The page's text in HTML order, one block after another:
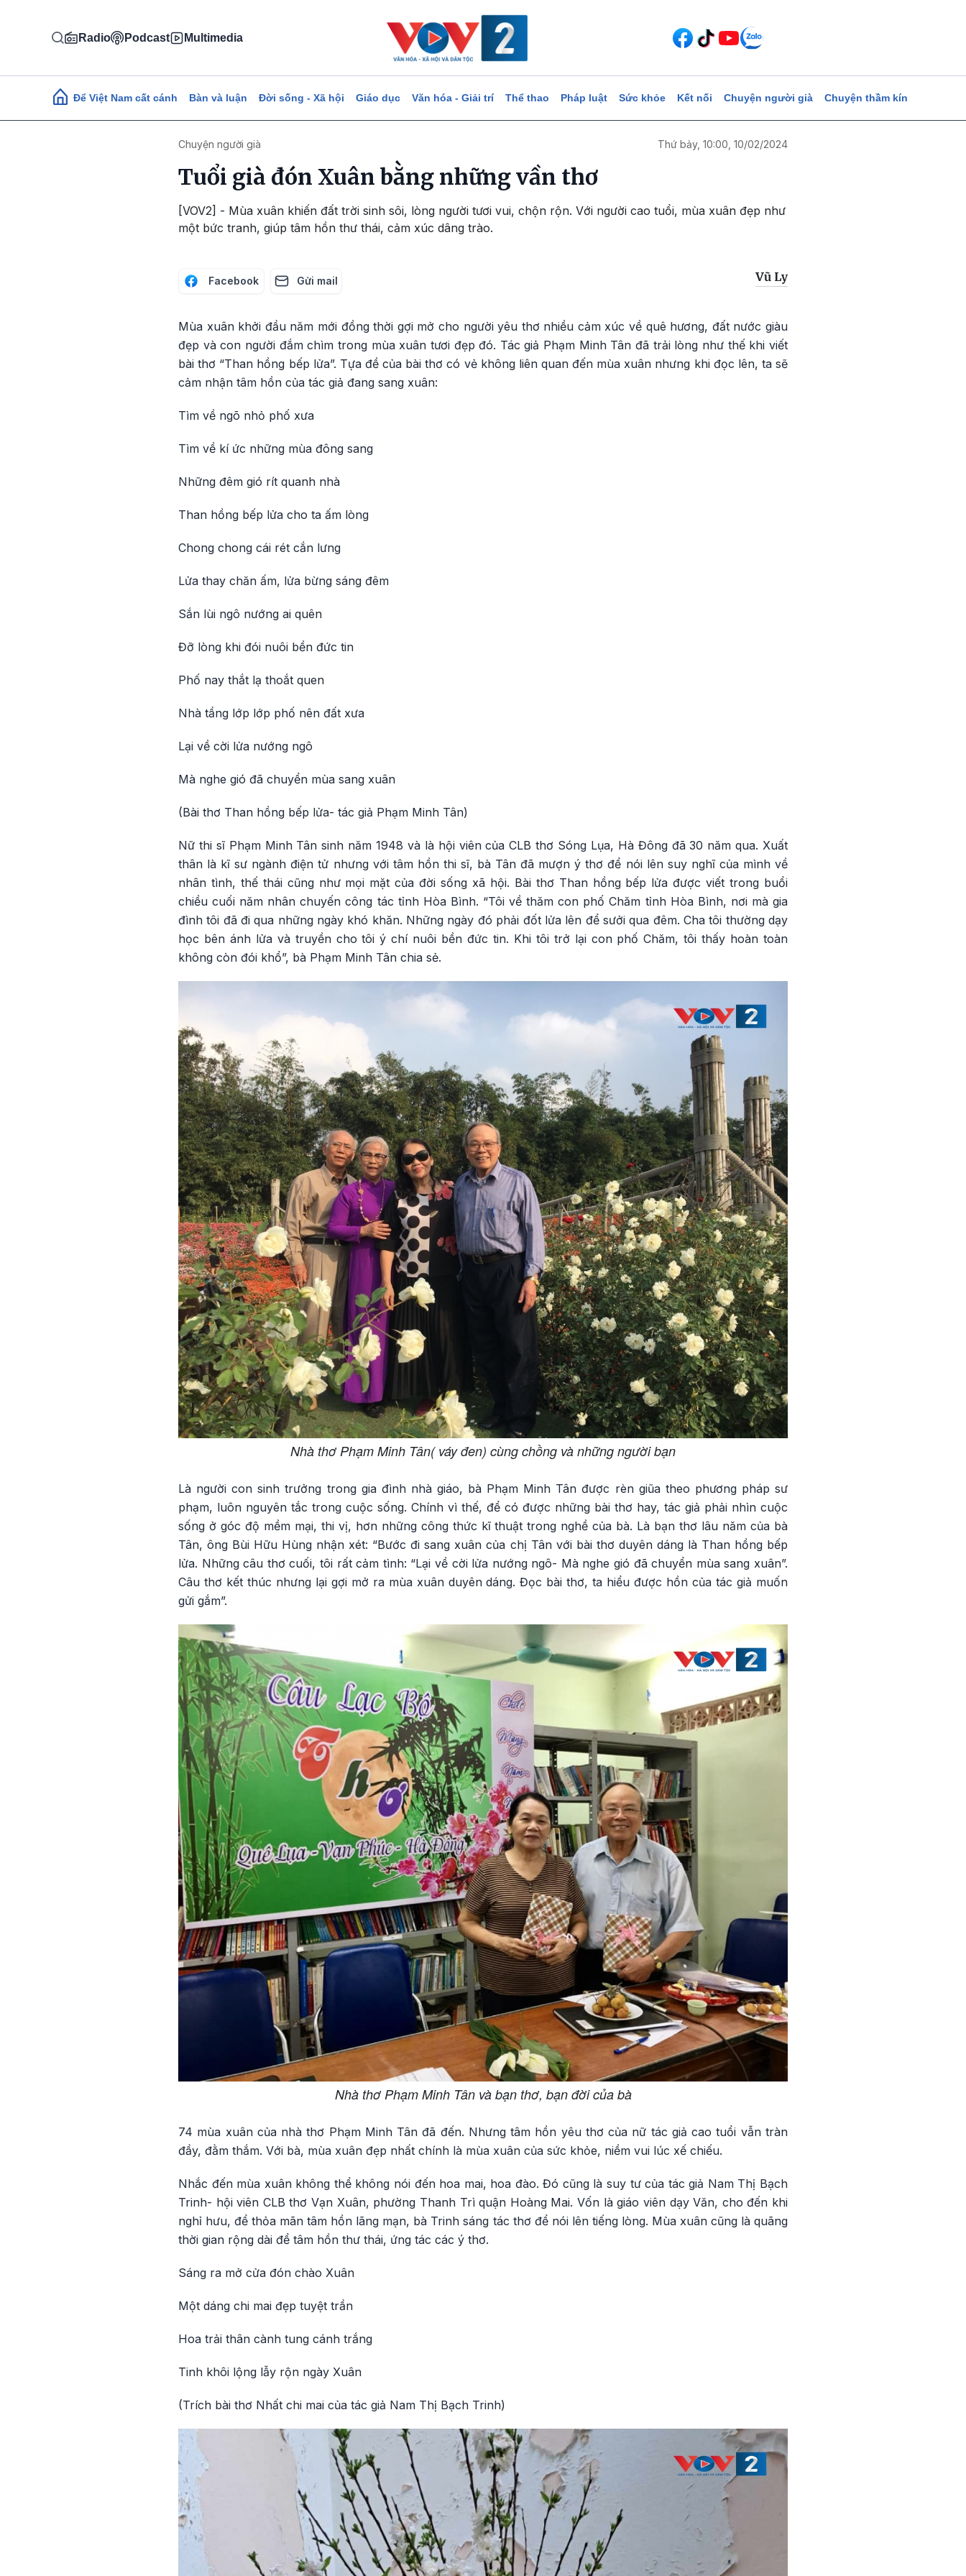
Radio Podcast Multimedia
Main navigation
Để Việt Nam cất cánh Bàn và luận Đời sống - Xã hội Giáo dục Văn hóa - Giải trí Thể thao Pháp luật Sức khỏe Kết nối Chuyện người già Chuyện thầm kín
Chuyện người già Thứ bảy, 10:00, 10/02/2024
Tuổi già đón Xuân bằng những vần thơ
[VOV2] - Mùa xuân khiến đất trời sinh sôi, lòng người tươi vui, chộn rộn. Với người cao tuổi, mùa xuân đẹp như
một bức tranh, giúp tâm hồn thư thái, cảm xúc dâng trào.
Facebook Gửi mail Vũ Ly
Mùa xuân khởi đầu năm mới đồng thời gợi mở cho người yêu thơ nhiều cảm xúc về quê hương, đất nước giàu
đẹp và con người đắm chìm trong mùa xuân tươi đẹp đó. Tác giả Phạm Minh Tân đã trải lòng như thế khi viết
bài thơ “Than hồng bếp lửa”. Tựa đề của bài thơ có vẻ không liên quan đến mùa xuân nhưng khi đọc lên, ta sẽ
cảm nhận tâm hồn của tác giả đang sang xuân:
Tìm về ngõ nhỏ phố xưa
Tìm về kí ức những mùa đông sang
Những đêm gió rít quanh nhà
Than hồng bếp lửa cho ta ấm lòng
Chong chong cái rét cắn lưng
Lửa thay chăn ấm, lửa bừng sáng đêm
Sắn lùi ngô nướng ai quên
Đỡ lòng khi đói nuôi bền đức tin
Phố nay thắt lạ thoắt quen
Nhà tầng lớp lớp phố nên đất xưa
Lại về cời lửa nướng ngô
Mà nghe gió đã chuyển mùa sang xuân
(Bài thơ Than hồng bếp lửa- tác giả Phạm Minh Tân)
Nữ thi sĩ Phạm Minh Tân sinh năm 1948 và là hội viên của CLB thơ Sóng Lụa, Hà Đông đã 30 năm qua. Xuất
thân là kĩ sư ngành điện tử nhưng với tâm hồn thi sĩ, bà Tân đã mượn ý thơ để nói lên suy nghĩ của mình về
nhân tình, thế thái cũng như mọi mặt của đời sống xã hội. Bài thơ Than hồng bếp lửa được viết trong buổi
chiều cuối năm nhân chuyến công tác tỉnh Hòa Bình. “Tôi về thăm con phố Chăm tỉnh Hòa Bình, nơi mà gia
đình tôi đã đi qua những ngày khó khăn. Những ngày đó phải đốt lửa lên để sưởi qua đêm. Cha tôi thường dạy
học bên ánh lửa và truyền cho tôi ý chí nuôi bền đức tin. Khi tôi trở lại con phố Chăm, tôi thấy hoàn toàn
không còn đói khổ”, bà Phạm Minh Tân chia sẻ.
Nhà thơ Phạm Minh Tân( váy đen) cùng chồng và những người bạn
Là người con sinh trưởng trong gia đình nhà giáo, bà Phạm Minh Tân được rèn giũa theo phương pháp sư
phạm, luôn nguyên tắc trong cuộc sống. Chính vì thế, để có được những bài thơ hay, tác giả phải nhìn cuộc
sống ở góc độ mềm mại, thi vị, hơn những công thức kĩ thuật trong nghề của bà. Là bạn thơ lâu năm của bà
Tân, ông Bùi Hữu Hùng nhận xét: “Bước đi sang xuân của chị Tân với bài thơ duyên dáng là Than hồng bếp
lửa. Những câu thơ cuối, tôi rất cảm tình: “Lại về cời lửa nướng ngô- Mà nghe gió đã chuyển mùa sang xuân”.
Câu thơ kết thúc nhưng lại gợi mở ra mùa xuân duyên dáng. Đọc bài thơ, ta hiểu được hồn của tác giả muốn
gửi gắm”.
Nhà thơ Phạm Minh Tân và bạn thơ, bạn đời của bà
74 mùa xuân của nhà thơ Phạm Minh Tân đã đến. Nhưng tâm hồn yêu thơ của nữ tác giả cao tuổi vẫn tràn
đầy, đằm thắm. Với bà, mùa xuân đẹp nhất chính là mùa xuân của sức khỏe, niềm vui lúc xế chiếu.
Nhắc đến mùa xuân không thể không nói đến hoa mai, hoa đào. Đó cũng là suy tư của tác giả Nam Thị Bạch
Trinh- hội viên CLB thơ Vạn Xuân, phường Thanh Trì quận Hoàng Mai. Vốn là giáo viên dạy Văn, cho đến khi
nghỉ hưu, để thỏa mãn tâm hồn lãng mạn, bà Trinh sáng tác thơ để nói lên tiếng lòng. Mùa xuân cũng là quãng
thời gian rộng dài để tâm hồn thư thái, ứng tác các ý thơ.
Sáng ra mở cửa đón chào Xuân
Một dáng chi mai đẹp tuyệt trần
Hoa trải thân cành tung cánh trắng
Tinh khôi lộng lẫy rộn ngày Xuân
(Trích bài thơ Nhất chi mai của tác giả Nam Thị Bạch Trinh)